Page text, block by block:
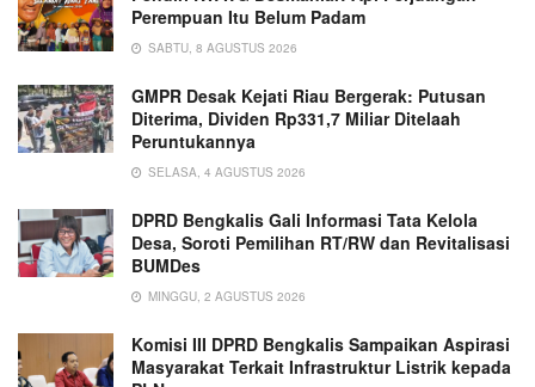
Perempuan Itu Belum Padam
SABTU, 8 AGUSTUS 2026
GMPR Desak Kejati Riau Bergerak: Putusan
Diterima, Dividen Rp331,7 Miliar Ditelaah
Peruntukannya
SELASA, 4 AGUSTUS 2026
DPRD Bengkalis Gali Informasi Tata Kelola
Desa, Soroti Pemilihan RT/RW dan Revitalisasi
BUMDes
MINGGU, 2 AGUSTUS 2026
Komisi III DPRD Bengkalis Sampaikan Aspirasi
Masyarakat Terkait Infrastruktur Listrik kepada